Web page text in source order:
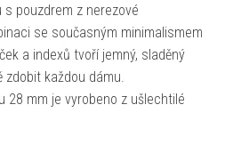
pouzdrem z nerezové
se současným minimalismem
a indexů tvoří jemný, sladěný
zdobit každou dámu.
28 mm je vyrobeno z ušlechtilé